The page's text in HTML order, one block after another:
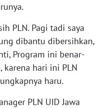
PLN. Pagi tadi saya
dibantu dibersihkan,
Program ini benar-
karena hari ini PLN
haru.
PLN UID Jawa